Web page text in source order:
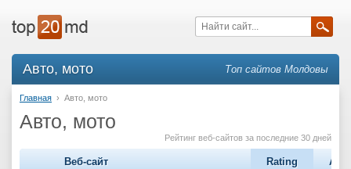
Авто, мото Топ сайтов Молдовы
Главная › Авто, мото
Авто, мото
Рейтинг веб-сайтов за последние 30 дней
Веб-сайт Rating